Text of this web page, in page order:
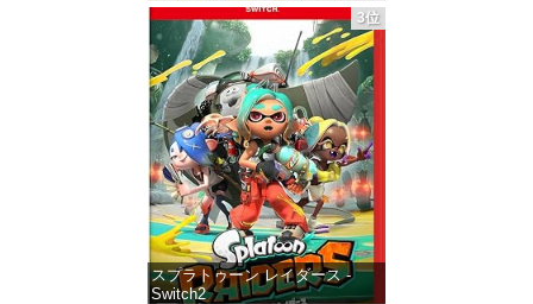
価格：¥5,645
3位
スプラトゥーン レイダース -
Switch2